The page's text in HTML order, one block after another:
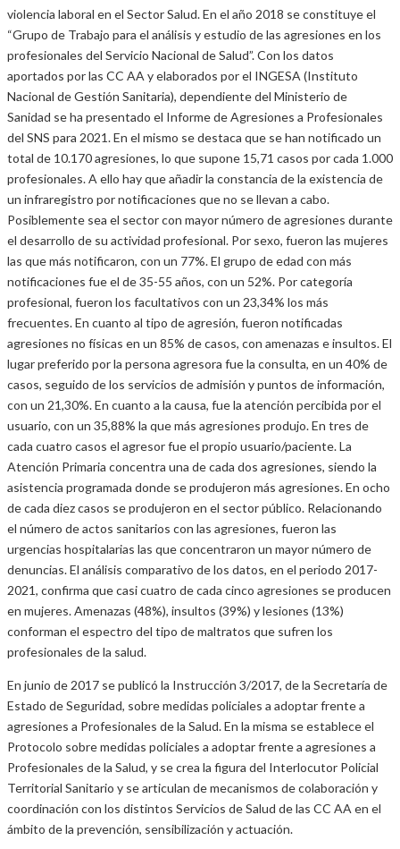
violencia laboral en el Sector Salud. En el año 2018 se constituye el
“Grupo de Trabajo para el análisis y estudio de las agresiones en los
profesionales del Servicio Nacional de Salud”. Con los datos
aportados por las CC AA y elaborados por el INGESA (Instituto
Nacional de Gestión Sanitaria), dependiente del Ministerio de
Sanidad se ha presentado el Informe de Agresiones a Profesionales
del SNS para 2021. En el mismo se destaca que se han notificado un
total de 10.170 agresiones, lo que supone 15,71 casos por cada 1.000
profesionales. A ello hay que añadir la constancia de la existencia de
un infraregistro por notificaciones que no se llevan a cabo.
Posiblemente sea el sector con mayor número de agresiones durante
el desarrollo de su actividad profesional. Por sexo, fueron las mujeres
las que más notificaron, con un 77%. El grupo de edad con más
notificaciones fue el de 35-55 años, con un 52%. Por categoría
profesional, fueron los facultativos con un 23,34% los más
frecuentes. En cuanto al tipo de agresión, fueron notificadas
agresiones no físicas en un 85% de casos, con amenazas e insultos. El
lugar preferido por la persona agresora fue la consulta, en un 40% de
casos, seguido de los servicios de admisión y puntos de información,
con un 21,30%. En cuanto a la causa, fue la atención percibida por el
usuario, con un 35,88% la que más agresiones produjo. En tres de
cada cuatro casos el agresor fue el propio usuario/paciente. La
Atención Primaria concentra una de cada dos agresiones, siendo la
asistencia programada donde se produjeron más agresiones. En ocho
de cada diez casos se produjeron en el sector público. Relacionando
el número de actos sanitarios con las agresiones, fueron las
urgencias hospitalarias las que concentraron un mayor número de
denuncias. El análisis comparativo de los datos, en el periodo 2017-
2021, confirma que casi cuatro de cada cinco agresiones se producen
en mujeres. Amenazas (48%), insultos (39%) y lesiones (13%)
conforman el espectro del tipo de maltratos que sufren los
profesionales de la salud.
En junio de 2017 se publicó la Instrucción 3/2017, de la Secretaría de
Estado de Seguridad, sobre medidas policiales a adoptar frente a
agresiones a Profesionales de la Salud. En la misma se establece el
Protocolo sobre medidas policiales a adoptar frente a agresiones a
Profesionales de la Salud, y se crea la figura del Interlocutor Policial
Territorial Sanitario y se articulan de mecanismos de colaboración y
coordinación con los distintos Servicios de Salud de las CC AA en el
ámbito de la prevención, sensibilización y actuación.